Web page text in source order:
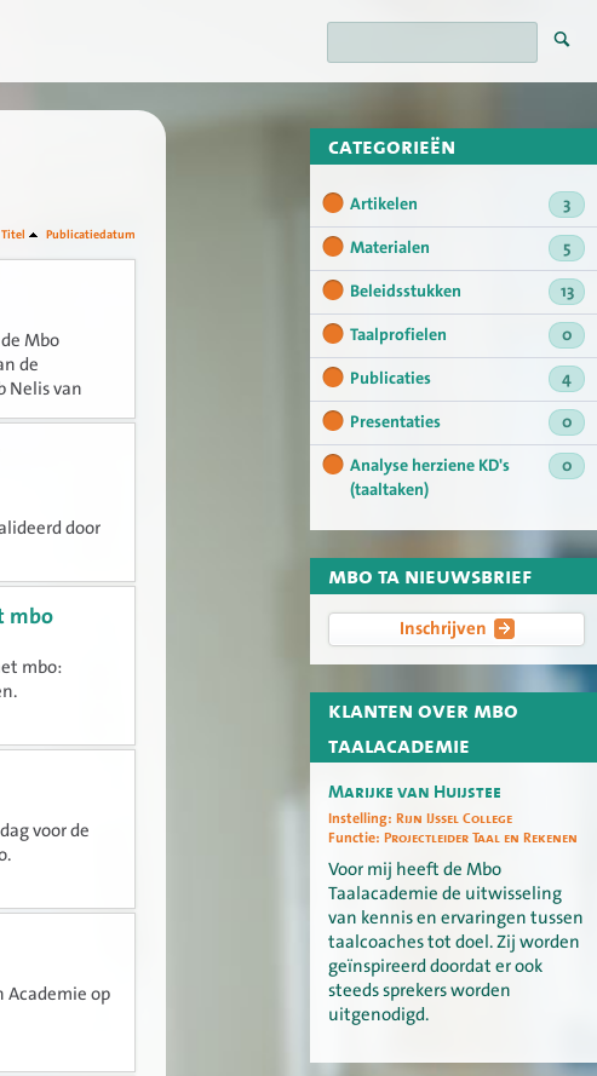
categorieën
Artikelen
3
Materialen
5
Beleidsstukken
13
Taalprofielen
0
Publicaties
4
Presentaties
0
Analyse herziene KD's
(taaltaken)
0
mbo ta nieuwsbrief
Inschrijven
klanten over mbo
taalacademie
Marijke van Huijstee
Instelling: Rijn IJssel College
Functie: Projectleider Taal en Rekenen
Voor mij heeft de Mbo
Taalacademie de uitwisseling
van kennis en ervaringen tussen
taalcoaches tot doel. Zij worden
geïnspireerd doordat er ook
steeds sprekers worden
uitgenodigd.
Titel Publicatiedatum
Mbo
de
Nelis van
motivatie
door
mbo
mbo:
voor de
Academie op